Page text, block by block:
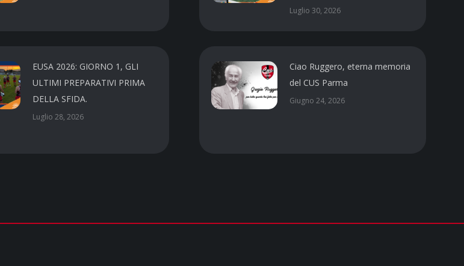
Luglio 30, 2026
EUSA 2026: GIORNO 1, GLI
ULTIMI PREPARATIVI PRIMA
DELLA SFIDA.
Luglio 28, 2026
Ciao Ruggero, eterna memoria
del CUS Parma
Giugno 24, 2026